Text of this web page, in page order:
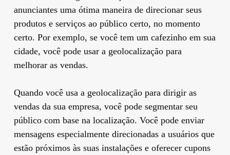
anunciantes uma ótima maneira de direcionar seus
produtos e serviços ao público certo, no momento
certo. Por exemplo, se você tem um cafezinho em sua
cidade, você pode usar a geolocalização para
melhorar as vendas.
Quando você usa a geolocalização para dirigir as
vendas da sua empresa, você pode segmentar seu
público com base na localização. Você pode enviar
mensagens especialmente direcionadas a usuários que
estão próximos às suas instalações e oferecer cupons